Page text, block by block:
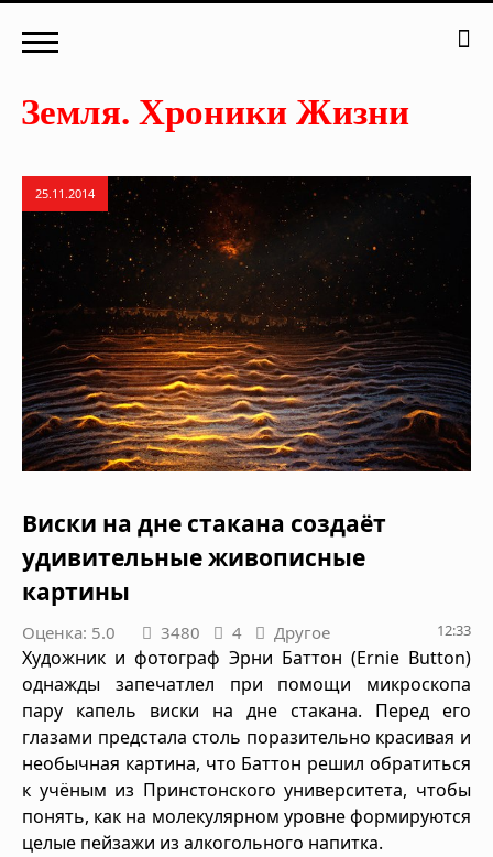
25.11.2014
Виски на дне стакана создаёт
удивительные живописные
картины
Оценка: 5.0 3480 4 Другое 12:33
Художник и фотограф Эрни Баттон (Ernie Button)
однажды запечатлел при помощи микроскопа
пару капель виски на дне стакана. Перед его
глазами предстала столь поразительно красивая и
необычная картина, что Баттон решил обратиться
к учёным из Принстонского университета, чтобы
понять, как на молекулярном уровне формируются
целые пейзажи из алкогольного напитка.